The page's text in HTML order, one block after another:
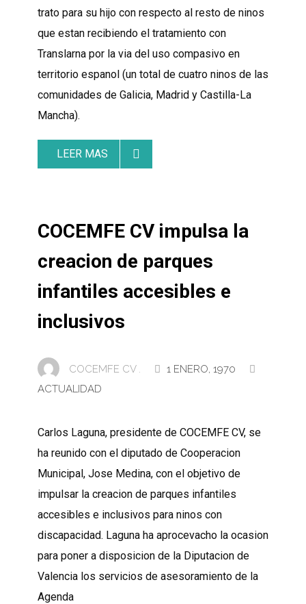
trato para su hijo con respecto al resto de ninos
que estan recibiendo el tratamiento con
Translarna por la via del uso compasivo en
territorio espanol (un total de cuatro ninos de las
comunidades de Galicia, Madrid y Castilla-La
Mancha).
LEER MAS
COCEMFE CV impulsa la
creacion de parques
infantiles accesibles e
inclusivos
COCEMFE CV .
1 ENERO, 1970
ACTUALIDAD
Carlos Laguna, presidente de COCEMFE CV, se
ha reunido con el diputado de Cooperacion
Municipal, Jose Medina, con el objetivo de
impulsar la creacion de parques infantiles
accesibles e inclusivos para ninos con
discapacidad. Laguna ha aprocevacho la ocasion
para poner a disposicion de la Diputacion de
Valencia los servicios de asesoramiento de la
Agenda